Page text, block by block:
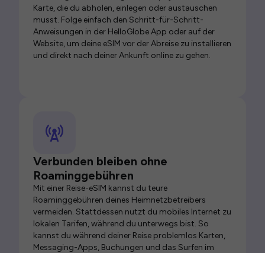
Karte, die du abholen, einlegen oder austauschen
musst. Folge einfach den Schritt-für-Schritt-
Anweisungen in der HelloGlobe App oder auf der
Website, um deine eSIM vor der Abreise zu installieren
und direkt nach deiner Ankunft online zu gehen.
Verbunden bleiben ohne
Roaminggebühren
Mit einer Reise-eSIM kannst du teure
Roaminggebühren deines Heimnetzbetreibers
vermeiden. Stattdessen nutzt du mobiles Internet zu
lokalen Tarifen, während du unterwegs bist. So
kannst du während deiner Reise problemlos Karten,
Messaging-Apps, Buchungen und das Surfen im